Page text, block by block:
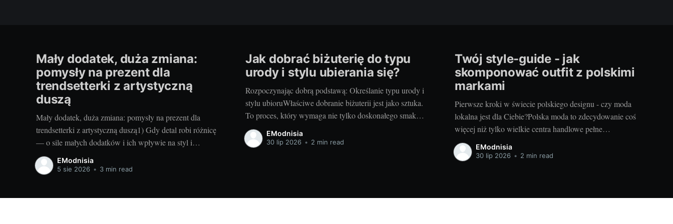
Mały dodatek, duża zmiana:
pomysły na prezent dla
trendsetterki z artystyczną
duszą
Mały dodatek, duża zmiana: pomysły na prezent dla
trendsetterki z artystyczną duszą1) Gdy detal robi różnicę
— o sile małych dodatków i ich wpływie na styl i
nastrójKiedy w mojej szafie robię małe rewolucje,
najczęściej zaczynam od detali. Jeden nasycony kolor
EModnisia
5 sie 2026 • 3 min read
Jak dobrać biżuterię do typu
urody i stylu ubierania się?
Rozpoczynając dobrą podstawą: Określanie typu urody i
stylu ubioruWłaściwe dobranie biżuterii jest jako sztuka.
To proces, który wymaga nie tylko doskonałego smaku,
ale także rozumienia własnego typu urody i stylu
ubierania się. Przed dokonaniem jakiejkolwiek decyzji
EModnisia
30 lip 2026 • 2 min read
Twój style-guide - jak
skomponować outfit z polskimi
markami
Pierwsze kroki w świecie polskiego designu - czy moda
lokalna jest dla Ciebie?Polska moda to zdecydowanie coś
więcej niż tylko wielkie centra handlowe pełne
uniwersalnych ubrań. Wyjątkowy design, niepowtarzalne
kroje i oryginalne, pełne smaku stylistyczne kombinacje –
EModnisia
30 lip 2026 • 2 min read